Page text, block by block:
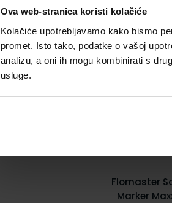
Ova web-stranica koristi kolačiće
Kolačiće upotrebljavamo kako bismo
promet. Isto tako, podatke o vašoj
analizu, a oni ih mogu kombinirati s
usluge.
Flomaster
Marker